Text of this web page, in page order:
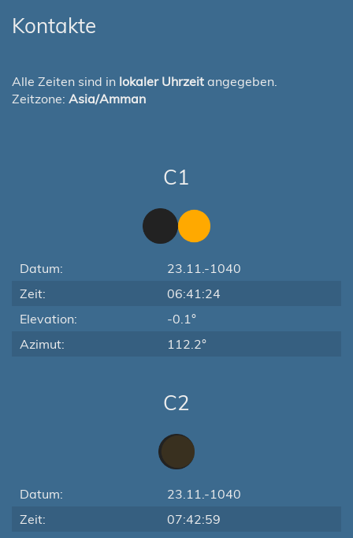
Kontakte
Alle Zeiten sind in lokaler Uhrzeit angegeben.
Zeitzone: Asia/Amman
C1
Datum:
23.11.-1040
Zeit:
06:41:24
Elevation:
-0.1°
Azimut:
112.2°
C2
Datum:
23.11.-1040
Zeit:
07:42:59